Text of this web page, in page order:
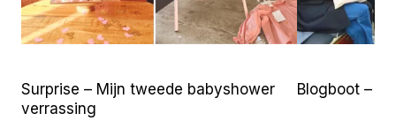
Surprise – Mijn tweede babyshower
verrassing
Blogboot –